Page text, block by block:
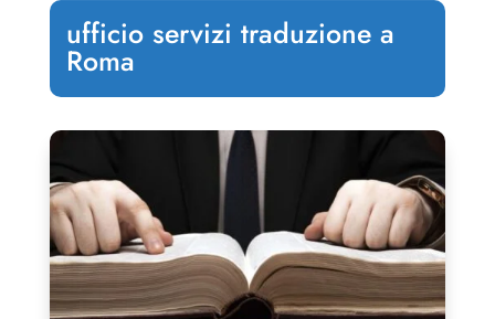
ufficio servizi traduzione a
Roma